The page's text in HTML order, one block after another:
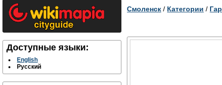
Доступные языки:
English
Русский
Смоленск / Категории /